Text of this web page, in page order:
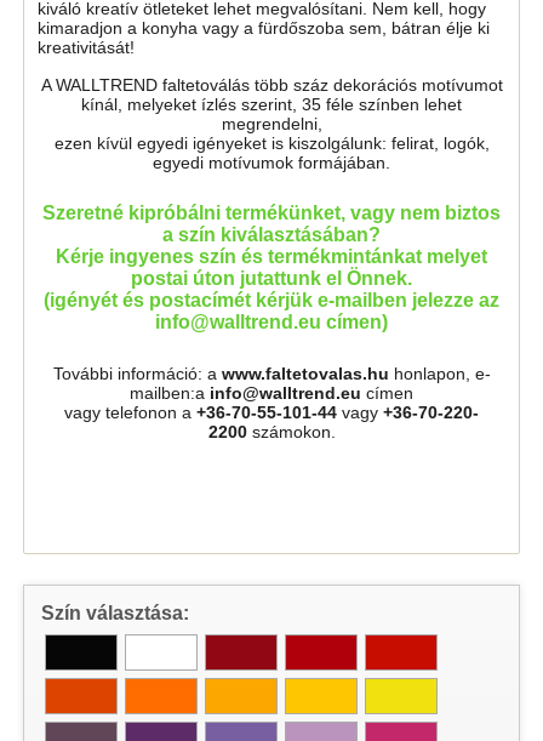
kiváló kreatív ötleteket lehet megvalósítani. Nem kell, hogy
kimaradjon a konyha vagy a fürdőszoba sem, bátran élje ki
kreativitását!
A WALLTREND faltetoválás több száz dekorációs motívumot
kínál, melyeket ízlés szerint, 35 féle színben lehet
megrendelni,
ezen kívül egyedi igényeket is kiszolgálunk: felirat, logók,
egyedi motívumok formájában.
Szeretné kipróbálni termékünket, vagy nem biztos
a szín kiválasztásában?
Kérje ingyenes szín és termékmintánkat melyet
postai úton jutattunk el Önnek.
(igényét és postacímét kérjük e-mailben jelezze az
info@walltrend.eu címen)
További információ: a www.faltetovalas.hu honlapon, e-
mailben:a info@walltrend.eu címen
vagy telefonon a +36-70-55-101-44 vagy +36-70-220-
2200számokon.
Szín választása: